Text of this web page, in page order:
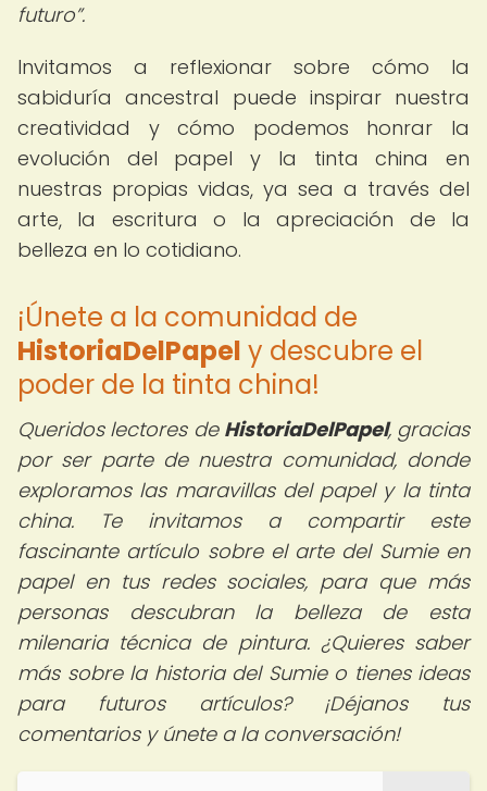
futuro .
Invitamos a reflexionar sobre cómo la
sabiduría ancestral puede inspirar nuestra
creatividad y cómo podemos honrar la
evolución del papel y la tinta china en
nuestras propias vidas, ya sea a través del
arte, la escritura o la apreciación de la
belleza en lo cotidiano.
¡Únete a la comunidad de
HistoriaDelPapel y descubre el
poder de la tinta china!
Queridos lectores de HistoriaDelPapel,gracias
por ser parte de nuestra comunidad, donde
exploramos las maravillas del papel y la tinta
china. Te invitamos a compartir este
fascinante artículo sobre el arte del Sumie en
papel en tus redes sociales, para que más
personas descubran la belleza de esta
milenaria técnica de pintura. ¿Quieres saber
más sobre la historia del Sumie o tienes ideas
para futuros artículos? ¡Déjanos tus
comentarios y únete a la conversación!